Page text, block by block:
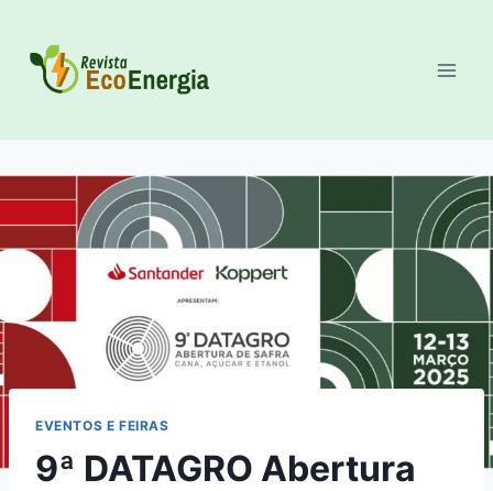
EVENTOS E FEIRAS
9ª DATAGRO Abertura